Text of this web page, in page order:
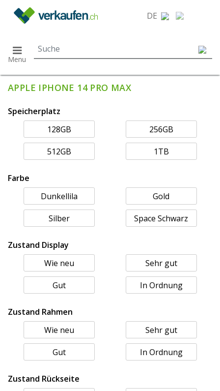
DE
Menu
APPLE IPHONE 14 PRO MAX
Speicherplatz
128GB
256GB
512GB 1TB
Farbe
Dunkellila
Gold
Silber Space Schwarz
Zustand Display
Wie neu
Sehr gut
Gut In Ordnung
Zustand Rahmen
Wie neu
Sehr gut
Gut In Ordnung
Zustand Rückseite